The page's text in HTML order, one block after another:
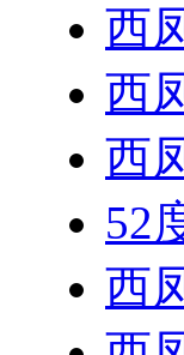
西
西
西
52
西